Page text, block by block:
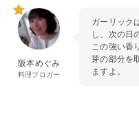
阪本めぐみ
料理ブロガー
ガーリック
し、次の日
この強い香
芽の部分を
ますよ。